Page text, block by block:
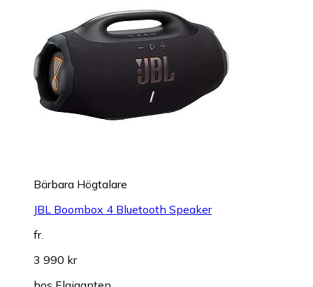
Bärbara Högtalare
JBL Boombox 4 Bluetooth Speaker
fr.
3 990 kr